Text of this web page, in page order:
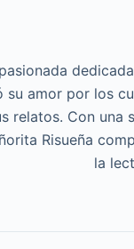
su amor por los
relatos. Con
Risueña
la